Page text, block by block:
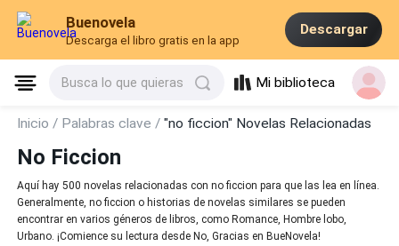
Buenovela
Descarga el libro gratis en la app
Descargar
Busca lo que quieras Mi biblioteca
Inicio / Palabras clave /"no ficcion" Novelas Relacionadas
No Ficcion
Aquí hay 500 novelas relacionadas con no ficcion para que las lea en línea.
Generalmente, no ficcion o historias de novelas similares se pueden
encontrar en varios géneros de libros, como Romance, Hombre lobo,
Urbano. ¡Comience su lectura desde No, Gracias en BueNovela!